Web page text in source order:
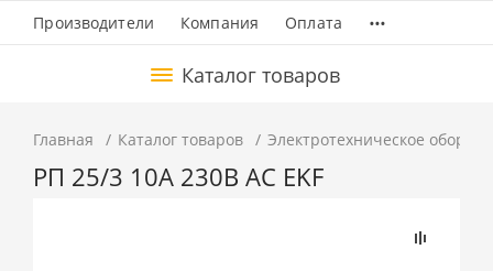
Производители Компания Оплата ...
Каталог товаров
Главная Каталог товаров Электротехническое
РП 25/3 10А 230В АС EKF